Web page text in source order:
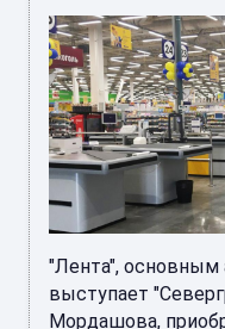
"Лента", основным
выступает
Мордашова,